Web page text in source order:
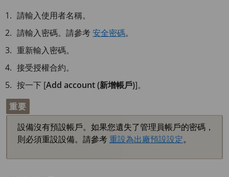
請輸入使用者名稱。
請輸入密碼。請參考安全密碼。
重新輸入密碼。
接受授權合約。
按一下 [Add account (新增帳戶)]。
重要
設備沒有預設帳戶。如果您遺失了管理員帳戶的密碼，
則必須重設設備。請參考重設為出廠預設設定。